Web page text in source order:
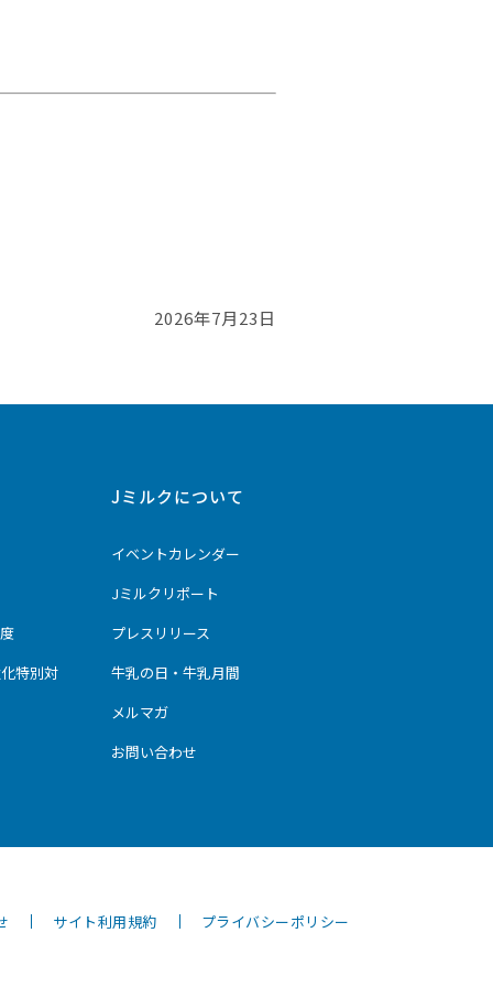
2026年7月23日
特別対
Jミルクについて
イベントカレンダー
Jミルクリポート
プレスリリース
牛乳の日・牛乳月間
メルマガ
お問い合わせ
サイト利用規約 プライバシーポリシー